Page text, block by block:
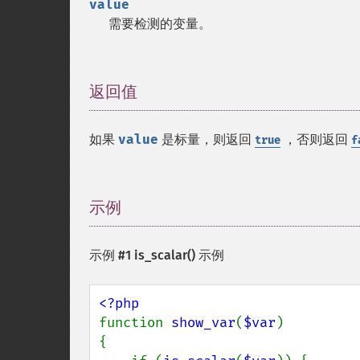
value
需要检测的变量。
返回值
如果 value 是标量，则返回 true ，否则返回
示例
示例 #1 is_scalar() 示例
function show_var($var )
{